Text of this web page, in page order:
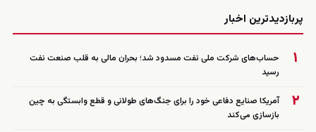
پربازدیدترین اخبار
۱
حساب‌های شرکت ملی نفت مسدود شد؛ بحران مالی به قلب صنعت نفت
رسید
۲
آمریکا صنایع دفاعی خود را برای جنگ‌های طولانی و قطع وابستگی به چین
بازسازی می‌کند